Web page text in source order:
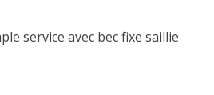
service avec bec fixe saillie